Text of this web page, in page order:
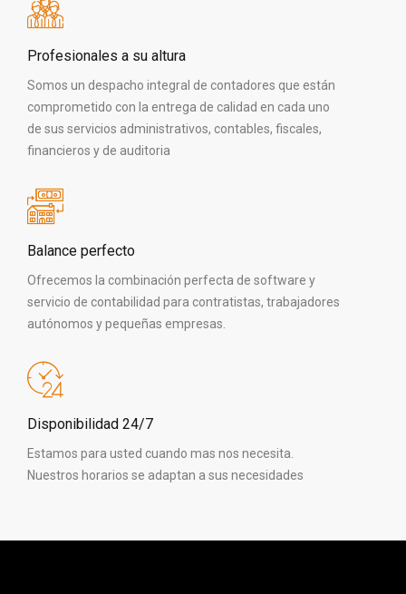
Profesionales a su altura
Somos un despacho integral de contadores que están
comprometido con la entrega de calidad en cada uno
de sus servicios administrativos, contables, fiscales,
financieros y de auditoria
Balance perfecto
Ofrecemos la combinación perfecta de software y
servicio de contabilidad para contratistas, trabajadores
autónomos y pequeñas empresas.
Disponibilidad 24/7
Estamos para usted cuando mas nos necesita.
Nuestros horarios se adaptan a sus necesidades